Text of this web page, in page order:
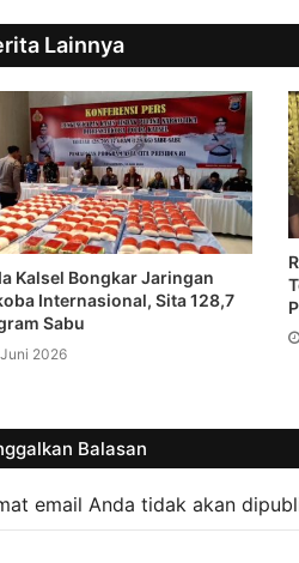
Lainnya
Kalsel Bongkar Jaringan
Internasional, Sita 128,7
Sabu
2026
Balasan
email Anda tidak akan